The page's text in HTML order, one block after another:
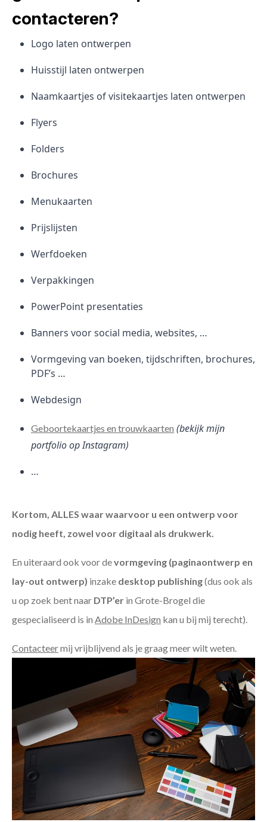
contacteren?
Logo laten ontwerpen
Huisstijl laten ontwerpen
Naamkaartjes of visitekaartjes laten ontwerpen
Flyers
Folders
Brochures
Menukaarten
Prijslijsten
Werfdoeken
Verpakkingen
PowerPoint presentaties
Banners voor social media, websites, …
Vormgeving van boeken, tijdschriften, brochures,
PDF’s …
Webdesign
Geboortekaartjes en trouwkaarten (bekijk mijn
portfolio op Instagram)
…
Kortom, ALLES waar waarvoor u een ontwerp voor
nodig heeft, zowel voor digitaal als drukwerk.
En uiteraard ook voor devormgeving (paginaontwerp en
lay-out ontwerp) inzake desktop publishing(dus ook als
u op zoek bent naar DTP’er in Grote-Brogel die
gespecialiseerd is in Adobe InDesign kan u bij mij terecht).
Contacteermij vrijblijvend als je graag meer wilt weten.